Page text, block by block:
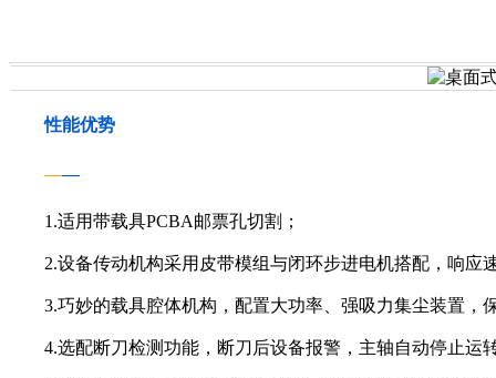
性能优势
——
1.适用带载具PCBA邮票孔切割；
2.设备传动机构采用皮带模组与闭环步进电机搭配，响应
3.巧妙的载具腔体机构，配置大功率、强吸力集尘装置，
4.选配断刀检测功能，断刀后设备报警，主轴自动停止运